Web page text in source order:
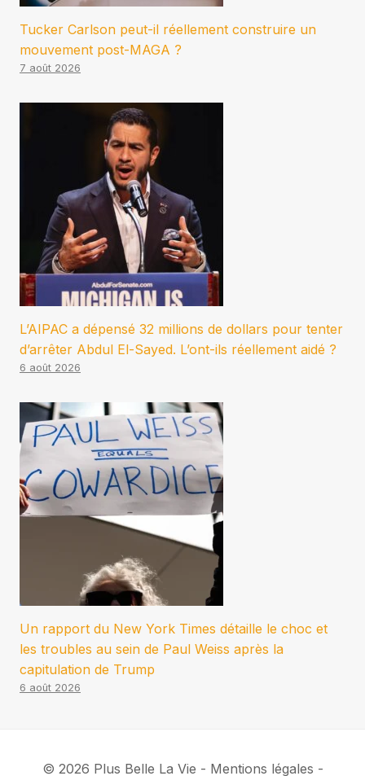
Tucker Carlson peut-il réellement construire un
mouvement post-MAGA ?
7 août 2026
L’AIPAC a dépensé 32 millions de dollars pour tenter
d’arrêter Abdul El-Sayed. L’ont-ils réellement aidé ?
6 août 2026
Un rapport du New York Times détaille le choc et
les troubles au sein de Paul Weiss après la
capitulation de Trump
6 août 2026
© 2026 Plus Belle La Vie - Mentions légales -